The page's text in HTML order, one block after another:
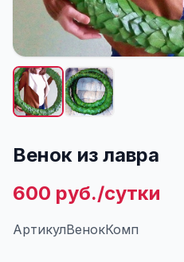
Венок из лавра
600 руб./сутки
АртикулВенокКомп